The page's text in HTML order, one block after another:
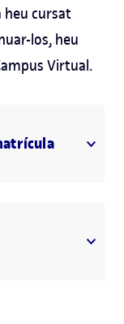
heu cursat
los, heu
Virtual.